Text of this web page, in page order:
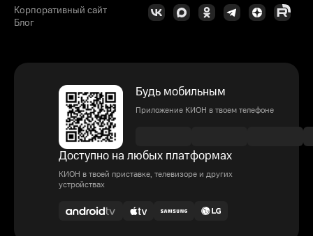
Корпоративный сайт
Блог
Будь мобильным
Приложение КИОН в твоем телефоне
Доступно на любых платформах
КИОН в твоей приставке, телевизоре и других
устройствах